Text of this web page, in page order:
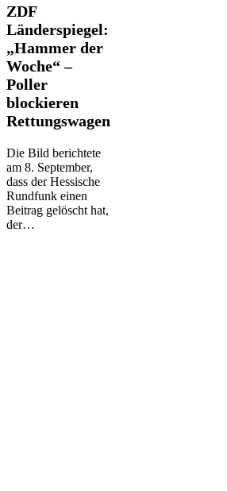
ZDF
Länderspiegel:
„Hammer
der
Woche“
–
Poller
blockieren
Rettungswagen
ZDF
Länderspiegel:
„Hammer der
Woche“ –
Poller
blockieren
Rettungswagen
Die Bild berichtete
am 8. September,
dass der Hessische
Rundfunk einen
Beitrag gelöscht hat,
der…